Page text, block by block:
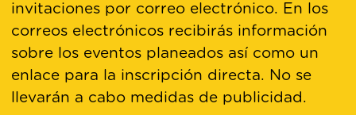
invitaciones por correo electrónico. En los
correos electrónicos recibirás información
sobre los eventos planeados así como un
enlace para la inscripción directa. No se
llevarán a cabo medidas de publicidad.